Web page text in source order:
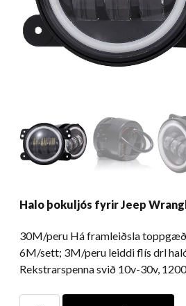
Halo þokuljós fyrir Jeep
30M/peru Há framleiðsla
6M/sett; 3M/peru leiddi flís drl
Rekstrarspenna svið 10v-30v,